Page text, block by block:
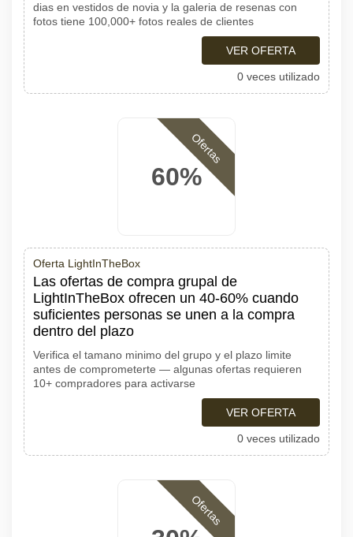
dias en vestidos de novia y la galeria de resenas con
fotos tiene 100,000+ fotos reales de clientes
VER OFERTA
0 veces utilizado
60%
Ofertas
Oferta LightInTheBox
Las ofertas de compra grupal de
LightInTheBox ofrecen un 40-60% cuando
suficientes personas se unen a la compra
dentro del plazo
Verifica el tamano minimo del grupo y el plazo limite
antes de comprometerte — algunas ofertas requieren
10+ compradores para activarse
VER OFERTA
0 veces utilizado
Ofertas